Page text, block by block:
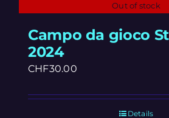
Out of stock
Campo da gioco
2024
CHF30.00
Details